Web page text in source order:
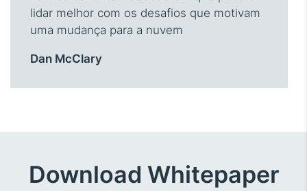
lidar melhor com os desafios que motivam
uma mudança para a nuvem
Dan McClary
Download Whitepaper